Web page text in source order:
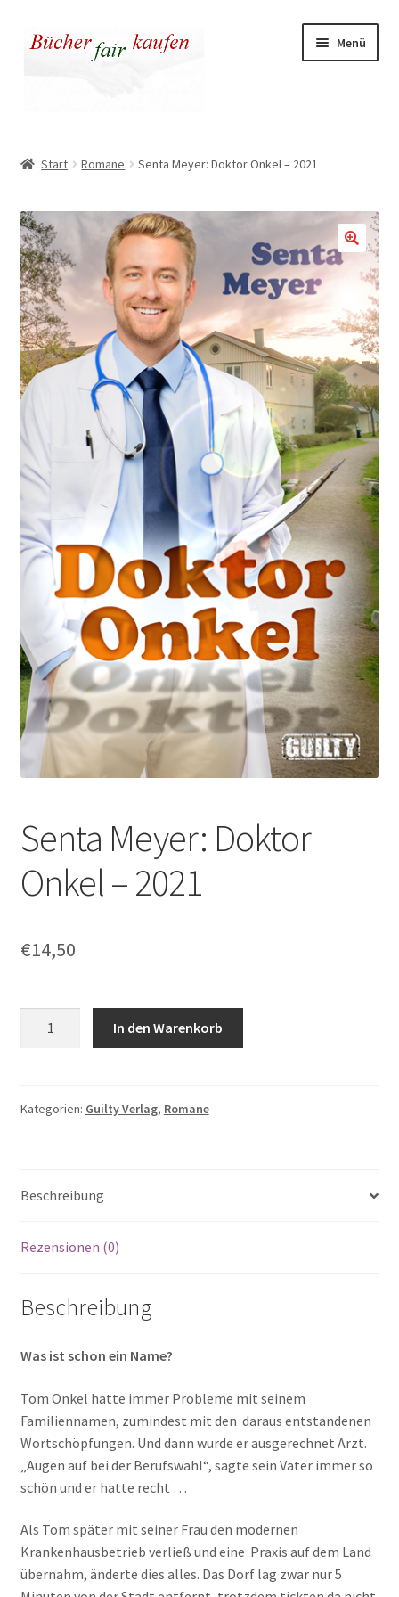
Zur
Navigation
Zum
Inhalt
Menü
Warenkorb
Warum fair kaufen
Start Romane Senta Meyer: Doktor Onkel – 2021
Senta Meyer: Doktor
Onkel – 2021
€14,50
-
In den Warenkorb
Kategorien: Guilty Verlag, Romane
Beschreibung
Rezensionen (0)
Beschreibung
Was ist schon ein Name?
Tom Onkel hatte immer Probleme mit seinem
Familiennamen, zumindest mit den daraus entstandenen
Wortschöpfungen. Und dann wurde er ausgerechnet Arzt.
„Augen auf bei der Berufswahl“, sagte sein Vater immer so
schön und er hatte recht …
Als Tom später mit seiner Frau den modernen
Krankenhausbetrieb verließ und eine Praxis auf dem Land
übernahm, änderte dies alles. Das Dorf lag zwar nur 5